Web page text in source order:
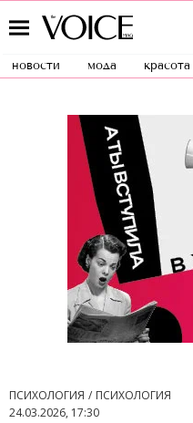
новости мода красота
ПСИХОЛОГИЯ
ПСИХОЛОГИЯ
24.03.2026, 17:30